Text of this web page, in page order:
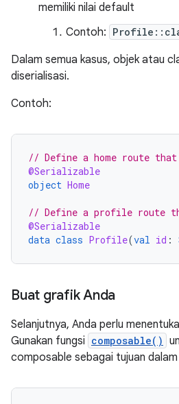
memiliki nilai default
Contoh:
Dalam semua kasus, objek atau
diserialisasi.
Contoh:
// Define a home route
@Serializable
object Home
// Define a profile route
@Serializable
data class Profile(val id :
Buat grafik Anda
Selanjutnya, Anda perlu
Gunakan fungsi composable()
composable sebagai tujuan